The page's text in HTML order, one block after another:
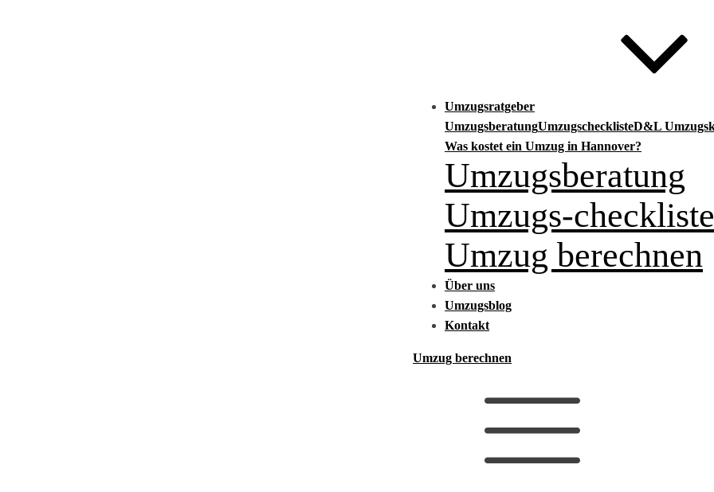
Umzugsratgeber
UmzugsberatungUmzugschecklisteD&L
Was kostet ein Umzug in Hannover?
Umzugsberatung
Umzugs-checkliste
Umzug berechnen
Über uns
Umzugsblog
Kontakt
Umzug berechnen